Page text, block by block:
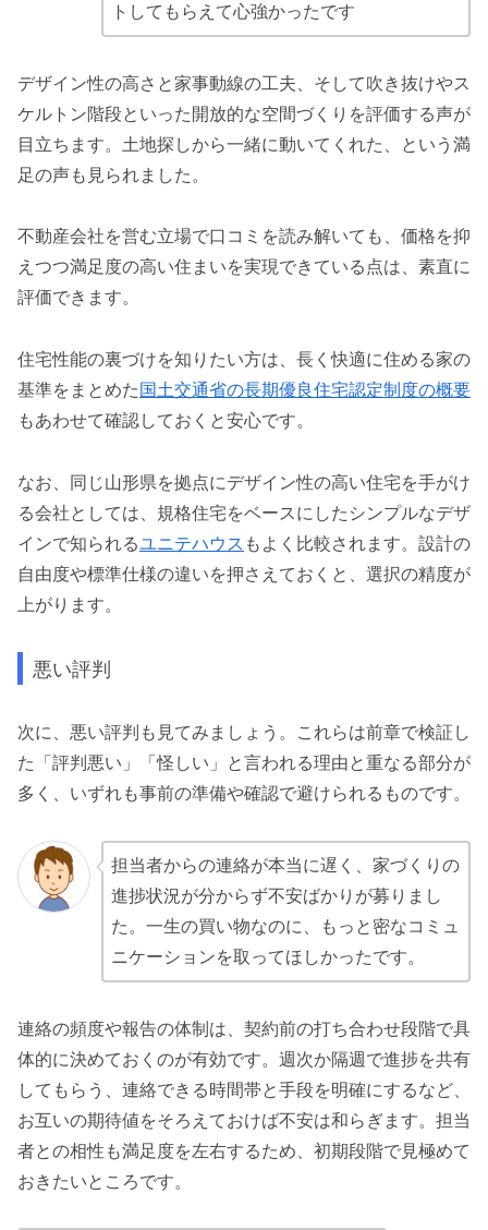
トしてもらえて心強かったです
デザイン性の高さと家事動線の工夫、そして吹き抜けやス
ケルトン階段といった開放的な空間づくりを評価する声が
目立ちます。土地探しから一緒に動いてくれた、という満
足の声も見られました。
不動産会社を営む立場で口コミを読み解いても、価格を抑
えつつ満足度の高い住まいを実現できている点は、素直に
評価できます。
住宅性能の裏づけを知りたい方は、長く快適に住める家の
基準をまとめた 国土交通省の長期優良住宅認定制度の概要
もあわせて確認しておくと安心です。
なお、同じ山形県を拠点にデザイン性の高い住宅を手がけ
る会社としては、規格住宅をベースにしたシンプルなデザ
インで知られるユニテハウス もよく比較されます。設計の
自由度や標準仕様の違いを押さえておくと、選択の精度が
上がります。
悪い評判
次に、悪い評判も見てみましょう。これらは前章で検証し
た「評判悪い」「怪しい」と言われる理由と重なる部分が
多く、いずれも事前の準備や確認で避けられるものです。
担当者からの連絡が本当に遅く、家づくりの
進捗状況が分からず不安ばかりが募りまし
た。一生の買い物なのに、もっと密なコミュ
ニケーションを取ってほしかったです。
連絡の頻度や報告の体制は、契約前の打ち合わせ段階で具
体的に決めておくのが有効です。週次か隔週で進捗を共有
してもらう、連絡できる時間帯と手段を明確にするなど、
お互いの期待値をそろえておけば不安は和らぎます。担当
者との相性も満足度を左右するため、初期段階で見極めて
おきたいところです。